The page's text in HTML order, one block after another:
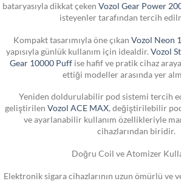
bataryasıyla dikkat çeken Vozol Gear Power
isteyenler tarafından tercih
Kompakt tasarımıyla öne çıkan Vozol Neon
yapısıyla günlük kullanım için idealdir. Vozol
Gear 10000 Puff ise hafif ve pratik cihaz
ettiği modeller arasında yer
Yeniden doldurulabilir pod sistemi tercih
geliştirilen Vozol ACE MAX, değiştirilebilir pod
ve ayarlanabilir kullanım özellikleriyle
cihazlarından biridir.
Doğru Coil ve Atomizer
Elektronik sigara cihazlarının uzun ömürlü ve